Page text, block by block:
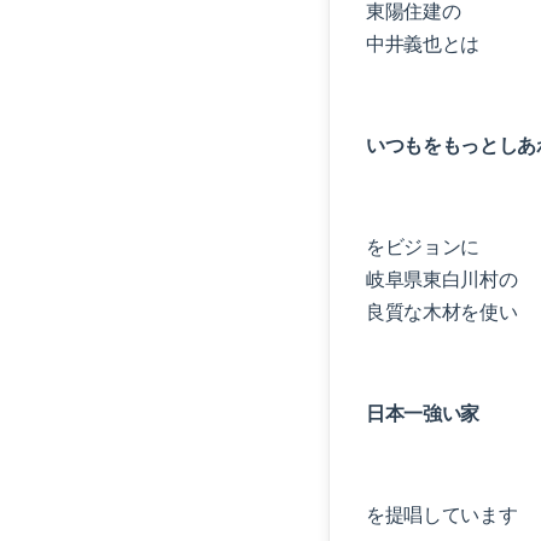
東陽住建の
中井義也とは
いつもをもっとし
をビジョンに
岐阜県東白川村の
良質な木材を使い
日本一強い家
を提唱しています